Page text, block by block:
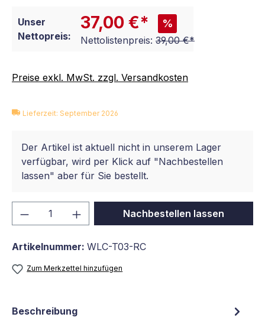
Unser
Nettopreis:
37,00 €* %
Nettolistenpreis: 39,00 €*
Preise exkl. MwSt. zzgl. Versandkosten
Lieferzeit: September 2026
Der Artikel ist aktuell nicht in unserem Lager
verfügbar, wird per Klick auf "Nachbestellen
lassen" aber für Sie bestellt.
Produkt Anzahl: Gib denNachbestellen lassen
Artikelnummer: WLC-T03-RC
Zum Merkzettel hinzufügen
Beschreibung